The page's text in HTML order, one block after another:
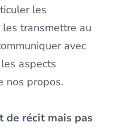
les
transmettre au
avec
aspects
nos propos.
de récit mais pas